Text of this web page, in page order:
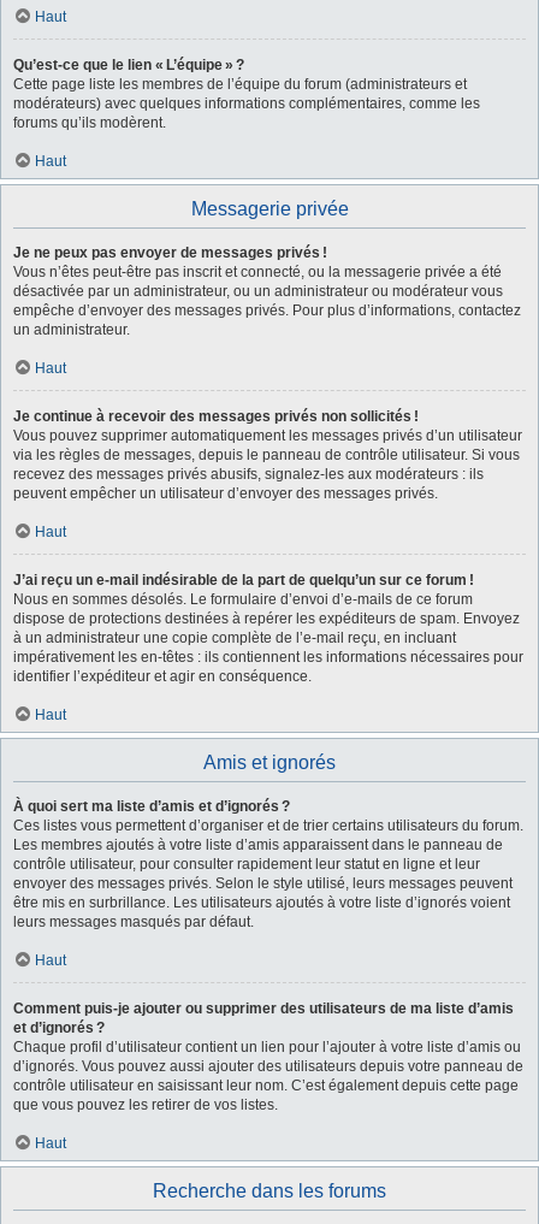
Haut
Qu’est-ce que le lien « L’équipe » ?
Cette page liste les membres de l’équipe du forum (administrateurs et
modérateurs) avec quelques informations complémentaires, comme les
forums qu’ils modèrent.
Haut
Messagerie privée
Je ne peux pas envoyer de messages privés !
Vous n’êtes peut-être pas inscrit et connecté, ou la messagerie privée a été
désactivée par un administrateur, ou un administrateur ou modérateur vous
empêche d’envoyer des messages privés. Pour plus d’informations, contactez
un administrateur.
Haut
Je continue à recevoir des messages privés non sollicités !
Vous pouvez supprimer automatiquement les messages privés d’un utilisateur
via les règles de messages, depuis le panneau de contrôle utilisateur. Si vous
recevez des messages privés abusifs, signalez-les aux modérateurs : ils
peuvent empêcher un utilisateur d’envoyer des messages privés.
Haut
J’ai reçu un e-mail indésirable de la part de quelqu’un sur ce forum !
Nous en sommes désolés. Le formulaire d’envoi d’e-mails de ce forum
dispose de protections destinées à repérer les expéditeurs de spam. Envoyez
à un administrateur une copie complète de l’e-mail reçu, en incluant
impérativement les en-têtes : ils contiennent les informations nécessaires pour
identifier l’expéditeur et agir en conséquence.
Haut
Amis et ignorés
À quoi sert ma liste d’amis et d’ignorés ?
Ces listes vous permettent d’organiser et de trier certains utilisateurs du forum.
Les membres ajoutés à votre liste d’amis apparaissent dans le panneau de
contrôle utilisateur, pour consulter rapidement leur statut en ligne et leur
envoyer des messages privés. Selon le style utilisé, leurs messages peuvent
être mis en surbrillance. Les utilisateurs ajoutés à votre liste d’ignorés voient
leurs messages masqués par défaut.
Haut
Comment puis-je ajouter ou supprimer des utilisateurs de ma liste d’amis
et d’ignorés ?
Chaque profil d’utilisateur contient un lien pour l’ajouter à votre liste d’amis ou
d’ignorés. Vous pouvez aussi ajouter des utilisateurs depuis votre panneau de
contrôle utilisateur en saisissant leur nom. C’est également depuis cette page
que vous pouvez les retirer de vos listes.
Haut
Recherche dans les forums